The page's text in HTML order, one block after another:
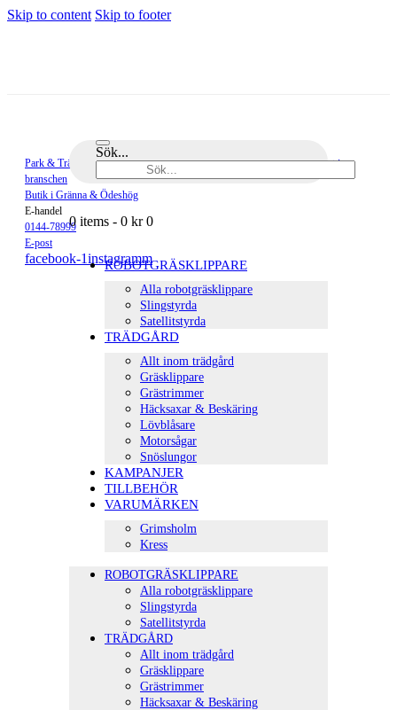
Skip to content Skip to footer
Park & Trädgårdsmaskiner är en del av Elektro-Pär, med 80 års erfarenhet i
branschen
Butik i Gränna & Ödeshög
E-handel
0144-78999
E-post
facebook-1instagramm
Sök...
0 items - 0 kr 0
ROBOTGRÄSKLIPPARE
Alla robotgräsklippare
Slingstyrda
Satellitstyrda
TRÄDGÅRD
Allt inom trädgård
Gräsklippare
Grästrimmer
Häcksaxar & Beskäring
Lövblåsare
Motorsågar
Snöslungor
KAMPANJER
TILLBEHÖR
VARUMÄRKEN
Grimsholm
Kress
ROBOTGRÄSKLIPPARE
Alla robotgräsklippare
Slingstyrda
Satellitstyrda
TRÄDGÅRD
Allt inom trädgård
Gräsklippare
Grästrimmer
Häcksaxar & Beskäring